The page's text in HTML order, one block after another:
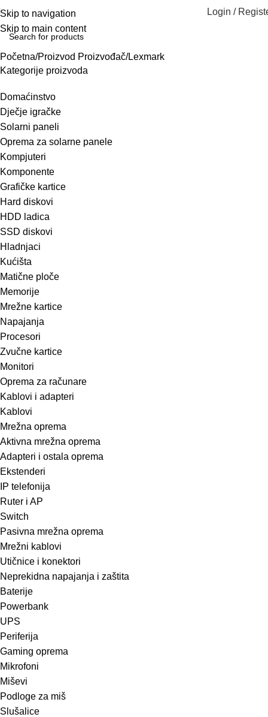
Skip to navigation
Skip to main content
Login /
Početna Proizvod Proizvođač Lexmark
Kategorije proizvoda
Domaćinstvo
Dječje igračke
Solarni paneli
Oprema za solarne panele
Kompjuteri
Komponente
Grafičke kartice
Hard diskovi
HDD ladica
SSD diskovi
Hladnjaci
Kućišta
Matične ploče
Memorije
Mrežne kartice
Napajanja
Procesori
Zvučne kartice
Monitori
Oprema za računare
Kablovi i adapteri
Kablovi
Mrežna oprema
Aktivna mrežna oprema
Adapteri i ostala oprema
Ekstenderi
IP telefonija
Ruter i AP
Switch
Pasivna mrežna oprema
Mrežni kablovi
Utičnice i konektori
Neprekidna napajanja i zaštita
Baterije
Powerbank
UPS
Periferija
Gaming oprema
Mikrofoni
Miševi
Podloge za miš
Slušalice